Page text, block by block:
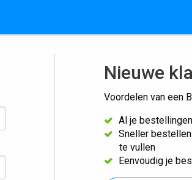
Nieuwe
Voordelen van een
Al je
Sneller
te vullen
Eenvoudig je